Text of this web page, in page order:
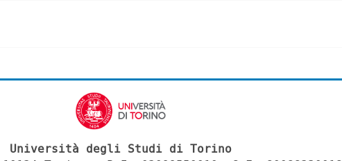
Università degli Studi di Torino